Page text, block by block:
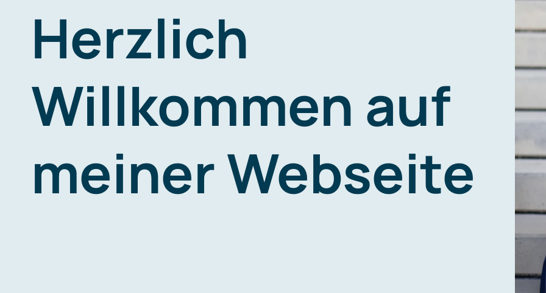
Herzlich
Willkommen auf
meiner Webseite